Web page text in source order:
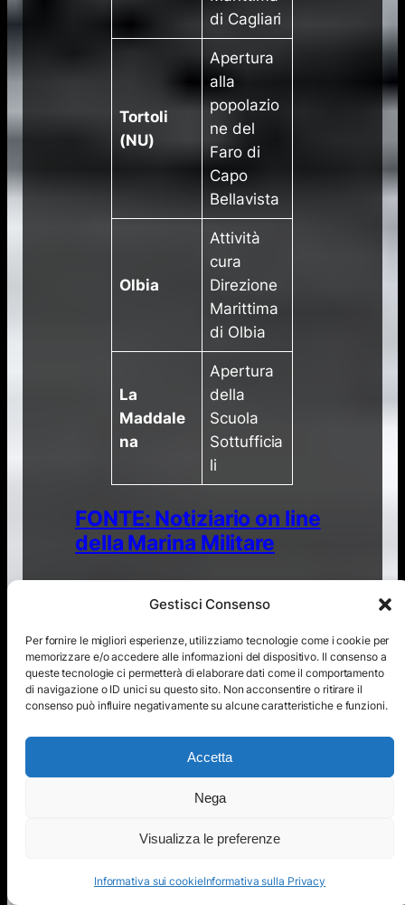
Gestisci Consenso
Per fornire le migliori esperienze, utilizziamo tecnologie come i cookie per
memorizzare e/o accedere alle informazioni del dispositivo. Il consenso a
queste tecnologie ci permetterà di elaborare dati come il comportamento
di navigazione o ID unici su questo sito. Non acconsentire o ritirare il
consenso può influire negativamente su alcune caratteristiche e funzioni.
Accetta
Nega
Visualizza le preferenze
Informativa sui cookieInformativa sulla Privacy
di Cagliari
Tortoli
(NU)
​Apertura
alla
popolazio
ne del
Faro di
Capo
Bellavista
Olbia
​Attività
cura
Direzione
Marittima
di Olbia
La
Maddale
na
​Apertura
della
Scuola
Sottufficia
li
FONTE: Notiziario on line
della Marina Militare